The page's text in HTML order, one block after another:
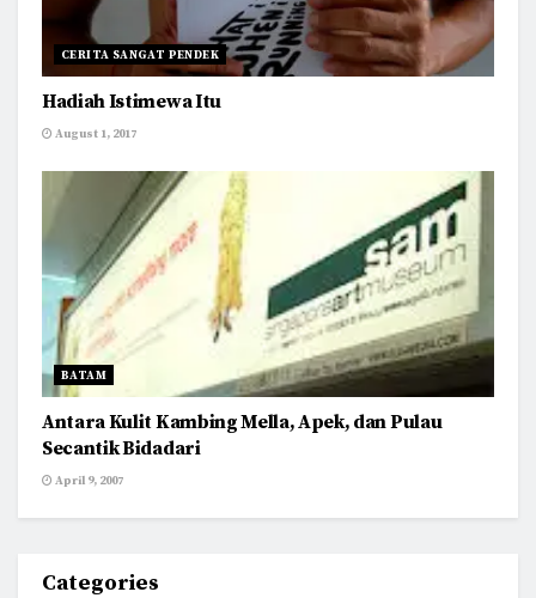
CERITA SANGAT PENDEK
Hadiah Istimewa Itu
August 1, 2017
BATAM
Antara Kulit Kambing Mella, Apek, dan Pulau
Secantik Bidadari
April 9, 2007
Categories